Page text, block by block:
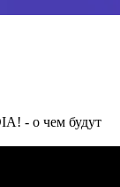
- о чем будут